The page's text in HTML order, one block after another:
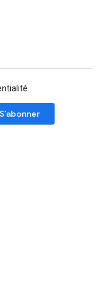
S’abonner